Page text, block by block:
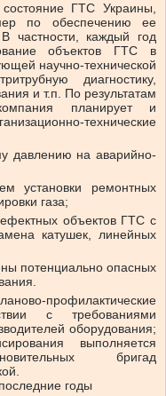
состояние ГТС Украины,
мер по обеспечению ее
частности, каждый год
объектов ГТС в
научно-технической
диагностику,
и т.п. По результатам
компания планирует и
технические
давлению на аварийно-
установки ремонтных
газа;
объектов ГТС с
катушек, линейных
потенциально опасных
профилактические
с требованиями
оборудования;
выполняется
бригад
годы